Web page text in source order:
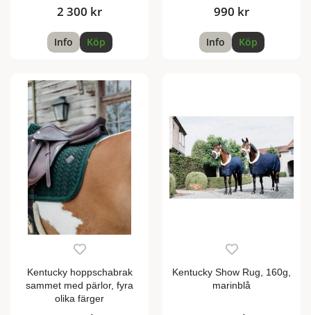
2 300 kr
Info Köp
990 kr
Info Köp
Kentucky hoppschabrak
sammet med pärlor, fyra
olika färger
Kentucky Show Rug, 160g,
marinblå